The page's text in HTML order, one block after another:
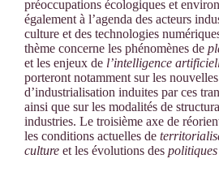
préoccupations écologiques et
également à l’agenda des acteurs
culture et des technologies
thème concerne les phénomènes de
et les enjeux de l’intelligence
porteront notamment sur les
d’industrialisation induites par ces
ainsi que sur les modalités de
industries. Le troisième axe de
les conditions actuelles de
culture et les évolutions des